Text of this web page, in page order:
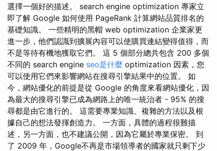
選擇一個好的描述。 search engine optimization 專家立
即了解 Google 如何使用 PageRank 計算網站品質排名的
基礎知識。 一些精明的黑帽 web optimization 企業家更
進一步，他們認識到擴展內容可以使購買連結變得值得，而
不是等待有機地獲取它們。 這 5 個部分總共包含 200 多個
不同的 search engine seo是什麼 optimization 因素，您
可以使用它們來影響網站在搜尋引擎結果中的位置。 如
今，網站優化的前提是從 Google 的角度來看網站優化，因
為最大的搜尋引擎已成為網路上的唯一統治者 - 95% 的搜
尋都是由它進行的。 這需要專業知識、複雜的方法以及根
據自己的想法發揮創造力。 一方面，具體的過程很難描
述，另一方面，也不建議公開，因為它屬於專業保密。 到
了 2009 年，Google不再是市場領導者的國家就只剩下少